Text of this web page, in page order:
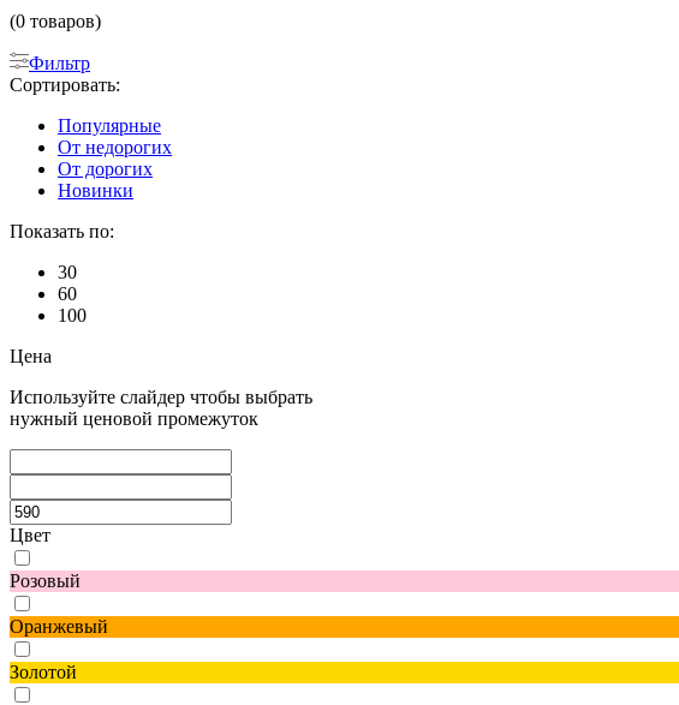
(0 товаров)
Фильтр
Сортировать:
Популярные
От недорогих
От дорогих
Новинки
Показать по:
30
60
100
Цена
Используйте слайдер чтобы выбрать
нужный ценовой промежуток
Цвет
Розовый
Оранжевый
Золотой